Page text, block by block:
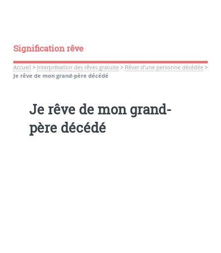
Signification rêve
Accueil > Interprétation des rêves gratuite> Rêver d’une personne décédée>
Je rêve de mon grand-père décédé
Je rêve de mon grand-
père décédé